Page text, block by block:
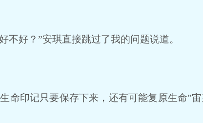
好？”安琪直接跳过了我的问题说道。
命印记只要保存下来，还有可能复原生命”